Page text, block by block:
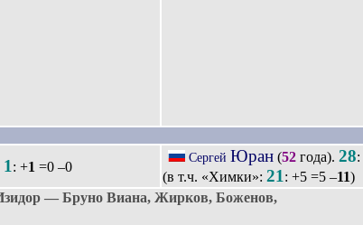
1 : +1 =0 –0
Сергей Юран (52 года).28
(в т.ч. «Химки»: 21 : +5 =5 –11)
— Бруно Виана, Жирков, Боженов,